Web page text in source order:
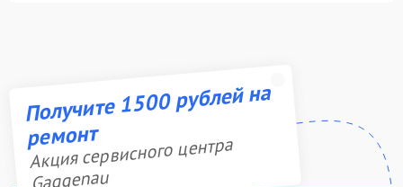
Получите 1500 рублей на
ремонт
Акция сервисного центра
Gaggenau